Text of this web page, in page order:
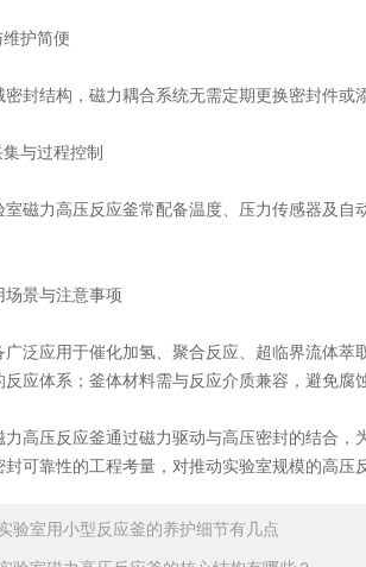
护简便
结构，磁力耦合系统无需定期更换密封件或
与过程控制
力高压反应釜常配备温度、压力传感器及自
景与注意事项
应用于催化加氢、聚合反应、超临界流体萃
反应体系；釜体材料需与反应介质兼容，避免腐
压反应釜通过磁力驱动与高压密封的结合，
可靠性的工程考量，对推动实验室规模的高压
验室用小型反应釜的养护细节有几点